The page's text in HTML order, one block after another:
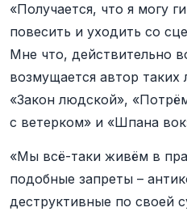
«Получается, что я могу
повесить и уходить со
Мне что, действительно
возмущается автор таких
«Закон людской»,
с ветерком» и «Шпана
«Мы всё-таки живём в
подобные запреты –
деструктивные по своей